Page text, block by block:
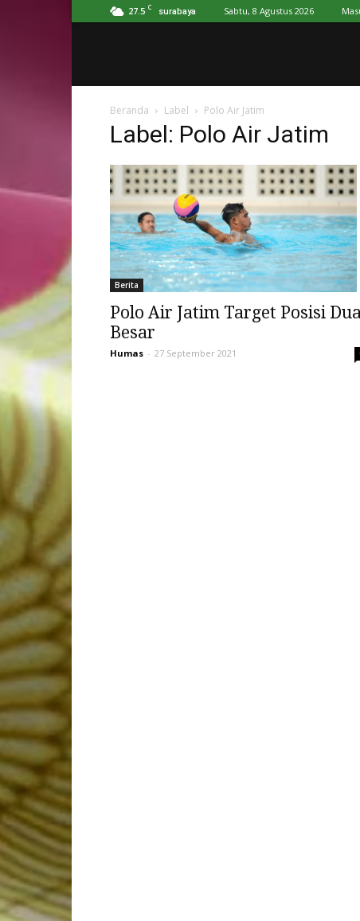
27.5 C surabaya Sabtu, 8 Agustus 2026
Beranda Label Polo Air Jatim
Label: Polo Air Jatim
Berita
Polo Air Jatim Target Posisi Dua
Besar
Humas - 27 September 2021